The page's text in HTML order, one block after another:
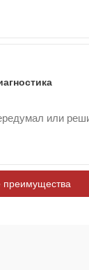
или
преимущества